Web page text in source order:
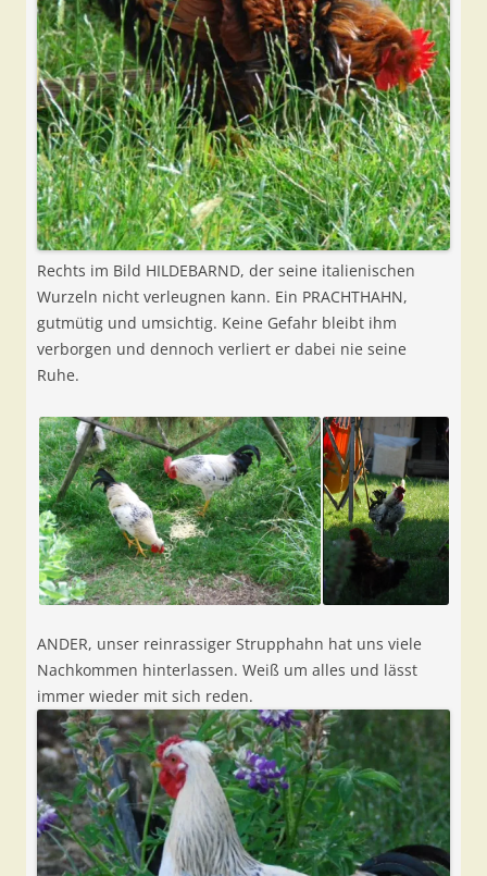
Rechts im Bild HILDEBARND, der seine italienischen
Wurzeln nicht verleugnen kann. Ein PRACHTHAHN,
gutmütig und umsichtig. Keine Gefahr bleibt ihm
verborgen und dennoch verliert er dabei nie seine
Ruhe.
ANDER, unser reinrassiger Strupphahn hat uns viele
Nachkommen hinterlassen. Weiß um alles und lässt
immer wieder mit sich reden.